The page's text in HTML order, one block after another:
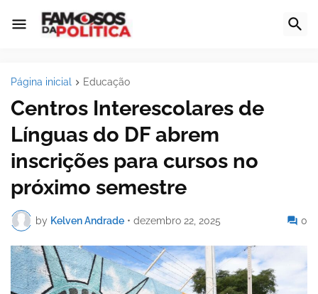
Página inicial Educação
Centros Interescolares de
Línguas do DF abrem
inscrições para cursos no
próximo semestre
by Kelven Andrade • dezembro 22, 2025 0